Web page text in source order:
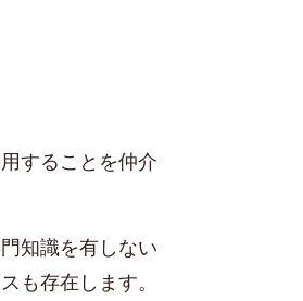
することを仲介
知識を有しない
も存在します。